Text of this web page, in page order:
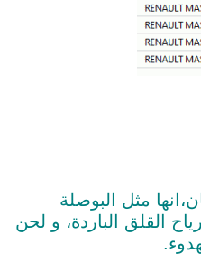
مثل البوصلة
القلق الباردة، و لحن